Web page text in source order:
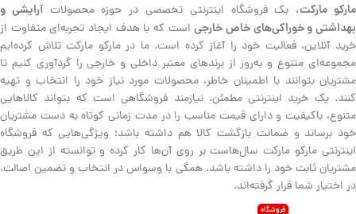
مارکو مارکت، یک فروشگاه اینترنتی تخصصی در حوزه محصولاتآرایشی و
بهداشتی و خوراکی‌های خاص خارجیاست که با هدف ایجاد تجربه‌ای متفاوت از
خرید آنلاین، فعالیت خود را آغاز کرده است. ما در مارکو مارکت تلاش کرده‌ایم
مجموعه‌ای متنوع و به‌روز از برندهای معتبر داخلی و خارجی را گردآوری کنیم تا
مشتریان بتوانند با اطمینان خاطر، محصولات مورد نیاز خود را انتخاب و تهیه
کنند. یک خرید اینترنتی مطمئن، نیازمند فروشگاهی است که بتواند کالاهایی
متنوع، باکیفیت و دارای قیمت مناسب را در مدت زمانی کوتاه به دست مشتریان
خود برساند و ضمانت بازگشت کالا هم داشته باشد؛ ویژگی‌هایی که فروشگاه
اینترنتی مارکو مارکت سال‌هاست بر روی آن‌ها کار کرده و توانسته از این طریق
مشتریان ثابت خود را داشته باشد. همگی با وسواس در انتخاب و تضمین اصالت،
در اختیار شما قرار گرفته‌اند.
فروشگاه